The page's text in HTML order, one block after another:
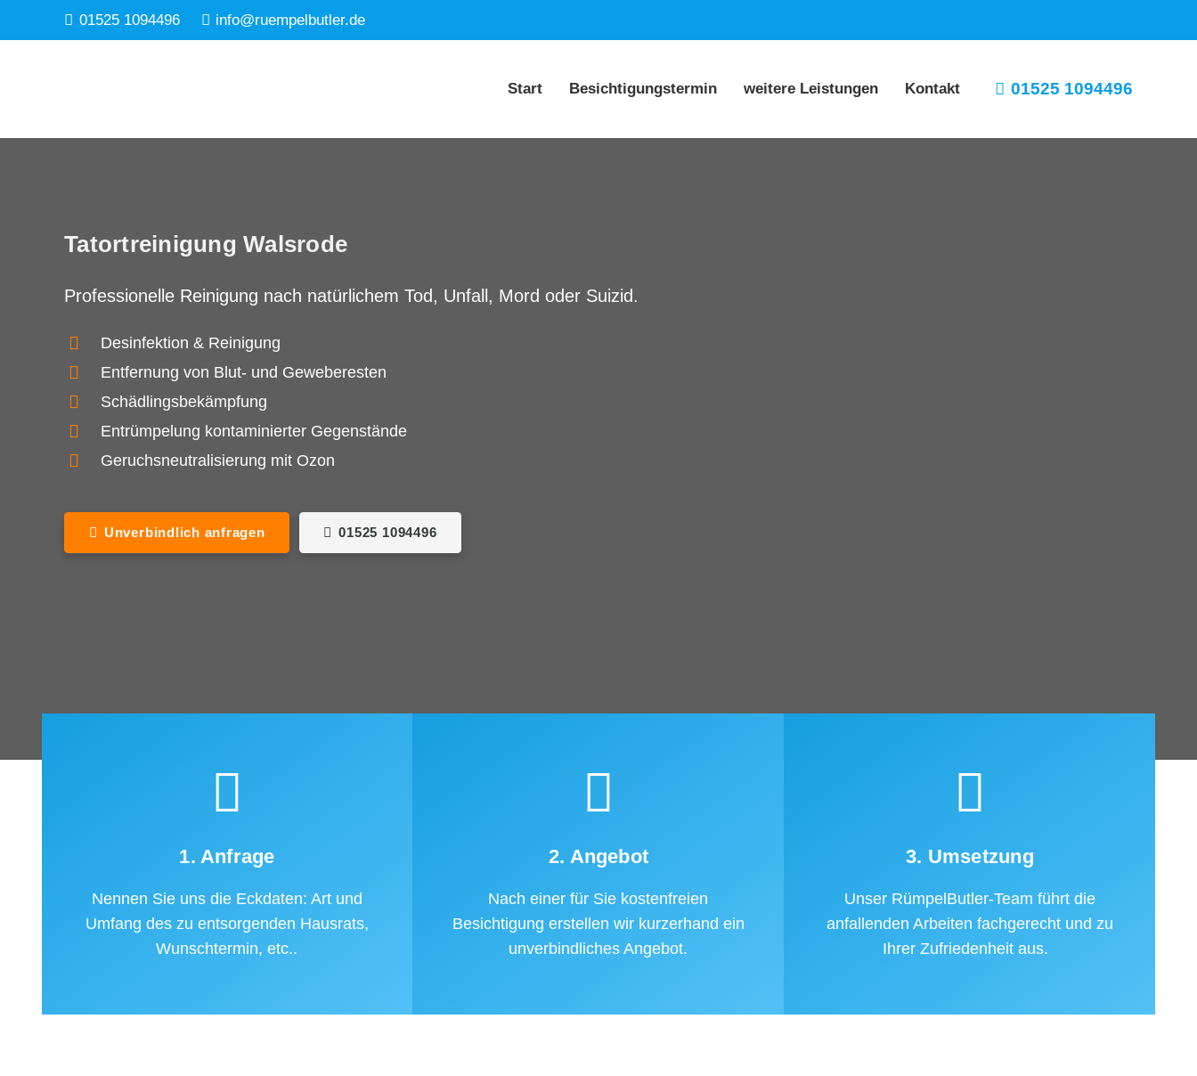
01525 1094496 info@ruempelbutler.de
Start Besichtigungstermin weitere Leistungen Kontakt 01525 1094496
Tatortreinigung Walsrode
Professionelle Reinigung nach natürlichem Tod, Unfall, Mord oder Suizid.
Desinfektion & Reinigung
Entfernung von Blut- und Geweberesten
Schädlingsbekämpfung
Entrümpelung kontaminierter Gegenstände
Geruchsneutralisierung mit Ozon
Unverbindlich anfragen 01525 1094496
1. Anfrage
Nennen Sie uns die Eckdaten: Art und
Umfang des zu entsorgenden Hausrats,
Wunschtermin, etc..
2. Angebot
Nach einer für Sie kostenfreien
Besichtigung erstellen wir kurzerhand ein
unverbindliches Angebot.
3. Umsetzung
Unser RümpelButler-Team führt die
anfallenden Arbeiten fachgerecht und zu
Ihrer Zufriedenheit aus.